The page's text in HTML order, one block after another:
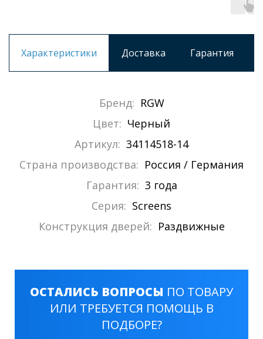
Характеристики Доставка Гарантия
Бренд: RGW
Цвет: Черный
Артикул: 34114518-14
Страна производства: Россия / Германия
Гарантия: 3 года
Серия: Screens
Конструкция дверей: Раздвижные
ОСТАЛИСЬ ВОПРОСЫ ПО ТОВАРУ
ИЛИ ТРЕБУЕТСЯ ПОМОЩЬ В
ПОДБОРЕ?